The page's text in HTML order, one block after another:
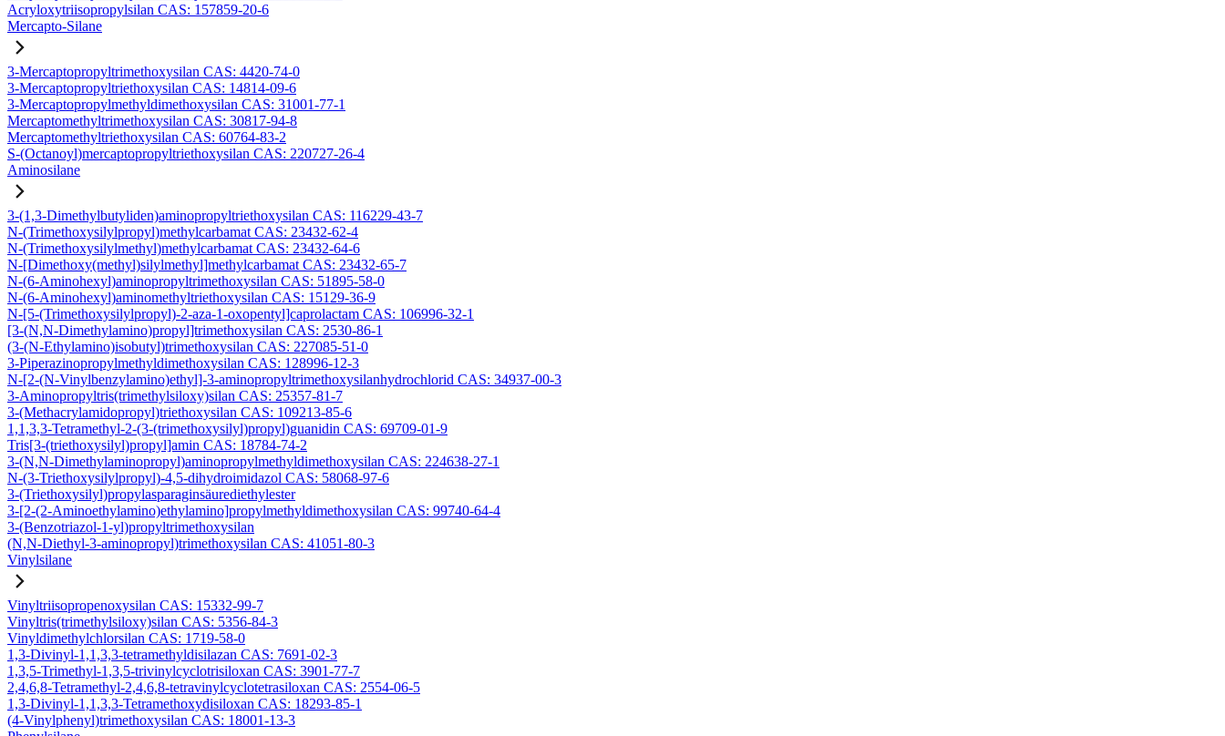
Acryloxytriisopropylsilan CAS: 157859-20-6
Mercapto-Silane
3-Mercaptopropyltrimethoxysilan CAS: 4420-74-0
3-Mercaptopropyltriethoxysilan CAS: 14814-09-6
3-Mercaptopropylmethyldimethoxysilan CAS: 31001-77-1
Mercaptomethyltrimethoxysilan CAS: 30817-94-8
Mercaptomethyltriethoxysilan CAS: 60764-83-2
S-(Octanoyl)mercaptopropyltriethoxysilan CAS: 220727-26-4
Aminosilane
3-(1,3-Dimethylbutyliden)aminopropyltriethoxysilan CAS: 116229-43-7
N-(Trimethoxysilylpropyl)methylcarbamat CAS: 23432-62-4
N-(Trimethoxysilylmethyl)methylcarbamat CAS: 23432-64-6
N-[Dimethoxy(methyl)silylmethyl]methylcarbamat CAS: 23432-65-7
N-(6-Aminohexyl)aminopropyltrimethoxysilan CAS: 51895-58-0
N-(6-Aminohexyl)aminomethyltriethoxysilan CAS: 15129-36-9
N-[5-(Trimethoxysilylpropyl)-2-aza-1-oxopentyl]caprolactam CAS: 106996-32-1
[3-(N,N-Dimethylamino)propyl]trimethoxysilan CAS: 2530-86-1
(3-(N-Ethylamino)isobutyl)trimethoxysilan CAS: 227085-51-0
3-Piperazinopropylmethyldimethoxysilan CAS: 128996-12-3
N-[2-(N-Vinylbenzylamino)ethyl]-3-aminopropyltrimethoxysilanhydrochlorid CAS: 34937-00-3
3-Aminopropyltris(trimethylsiloxy)silan CAS: 25357-81-7
3-(Methacrylamidopropyl)triethoxysilan CAS: 109213-85-6
1,1,3,3-Tetramethyl-2-(3-(trimethoxysilyl)propyl)guanidin CAS: 69709-01-9
Tris[3-(triethoxysilyl)propyl]amin CAS: 18784-74-2
3-(N,N-Dimethylaminopropyl)aminopropylmethyldimethoxysilan CAS: 224638-27-1
N-(3-Triethoxysilylpropyl)-4,5-dihydroimidazol CAS: 58068-97-6
3-(Triethoxysilyl)propylasparaginsäurediethylester
3-[2-(2-Aminoethylamino)ethylamino]propylmethyldimethoxysilan CAS: 99740-64-4
3-(Benzotriazol-1-yl)propyltrimethoxysilan
(N,N-Diethyl-3-aminopropyl)trimethoxysilan CAS: 41051-80-3
Vinylsilane
Vinyltriisopropenoxysilan CAS: 15332-99-7
Vinyltris(trimethylsiloxy)silan CAS: 5356-84-3
Vinyldimethylchlorsilan CAS: 1719-58-0
1,3-Divinyl-1,1,3,3-tetramethyldisilazan CAS: 7691-02-3
1,3,5-Trimethyl-1,3,5-trivinylcyclotrisiloxan CAS: 3901-77-7
2,4,6,8-Tetramethyl-2,4,6,8-tetravinylcyclotetrasiloxan CAS: 2554-06-5
1,3-Divinyl-1,1,3,3-Tetramethoxydisiloxan CAS: 18293-85-1
(4-Vinylphenyl)trimethoxysilan CAS: 18001-13-3